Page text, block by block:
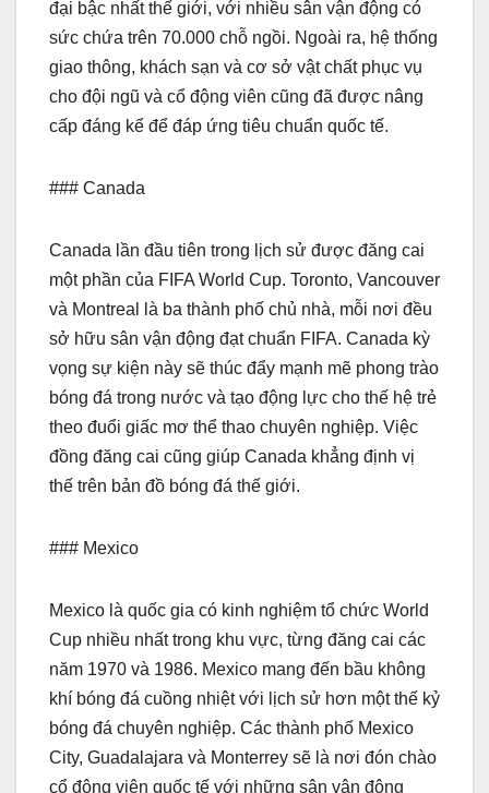
đại bậc nhất thế giới, với nhiều sân vận động có
sức chứa trên 70.000 chỗ ngồi. Ngoài ra, hệ thống
giao thông, khách sạn và cơ sở vật chất phục vụ
cho đội ngũ và cổ động viên cũng đã được nâng
cấp đáng kể để đáp ứng tiêu chuẩn quốc tế.
### Canada
Canada lần đầu tiên trong lịch sử được đăng cai
một phần của FIFA World Cup. Toronto, Vancouver
và Montreal là ba thành phố chủ nhà, mỗi nơi đều
sở hữu sân vận động đạt chuẩn FIFA. Canada kỳ
vọng sự kiện này sẽ thúc đẩy mạnh mẽ phong trào
bóng đá trong nước và tạo động lực cho thế hệ trẻ
theo đuổi giấc mơ thể thao chuyên nghiệp. Việc
đồng đăng cai cũng giúp Canada khẳng định vị
thế trên bản đồ bóng đá thế giới.
### Mexico
Mexico là quốc gia có kinh nghiệm tổ chức World
Cup nhiều nhất trong khu vực, từng đăng cai các
năm 1970 và 1986. Mexico mang đến bầu không
khí bóng đá cuồng nhiệt với lịch sử hơn một thế kỷ
bóng đá chuyên nghiệp. Các thành phố Mexico
City, Guadalajara và Monterrey sẽ là nơi đón chào
cổ động viên quốc tế với những sân vận động